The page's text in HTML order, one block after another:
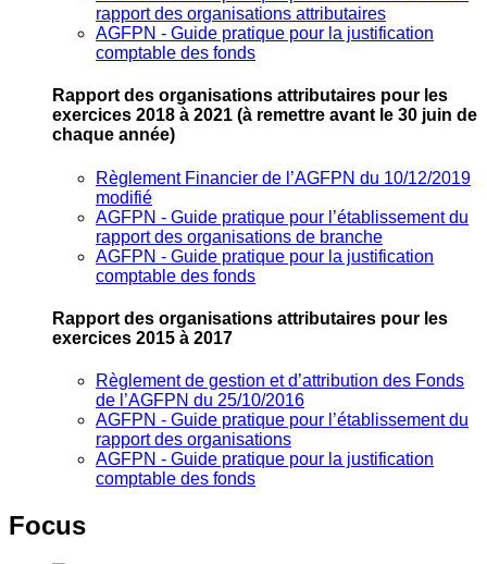
rapport des organisations attributaires
AGFPN ‐ Guide pratique pour la justification
comptable des fonds
Rapport des organisations attributaires pour les
exercices 2018 à 2021 (à remettre avant le 30 juin de
chaque année)
Règlement Financier de l’AGFPN du 10/12/2019
modifié
AGFPN ‐ Guide pratique pour l’établissement du
rapport des organisations de branche
AGFPN ‐ Guide pratique pour la justification
comptable des fonds
Rapport des organisations attributaires pour les
exercices 2015 à 2017
Règlement de gestion et d’attribution des Fonds
de l’AGFPN du 25/10/2016
AGFPN ‐ Guide pratique pour l’établissement du
rapport des organisations
AGFPN ‐ Guide pratique pour la justification
comptable des fonds
Focus